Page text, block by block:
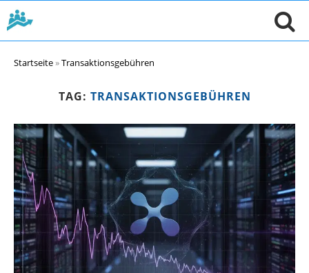
Startseite»Transaktionsgebühren
TAG: TRANSAKTIONSGEBÜHREN